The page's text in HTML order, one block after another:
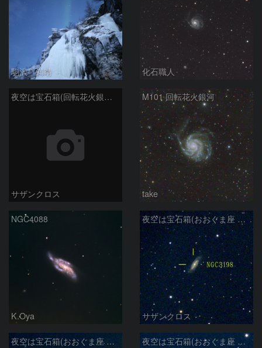
駒沢 満晴 化石職人
夜空は宝石箱(回転花火銀河 M101) Seestar50
サザンクロス
M101 回転花火銀河
take
NGC4088
K.Oya
夜空は宝石箱(おおぐま座 NGC3198) Seestar50
サザンクロス
夜空は宝石箱(おおぐま座 M109) Seestar50 夜空は宝石箱(おおぐま座 M108) Seestar50